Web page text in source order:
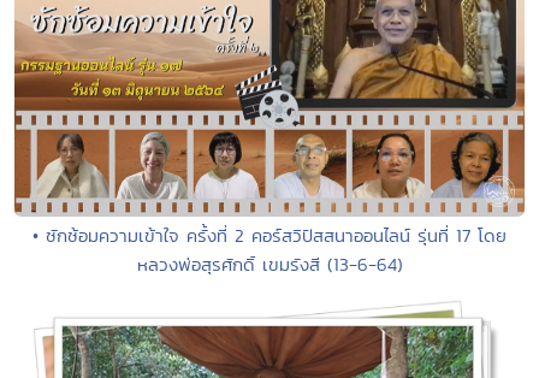
• ซักซ้อมความเข้าใจ ครั้งที่ 2 คอร์สวิปัสสนาออนไลน์ รุ่นที่ 17 โดย
หลวงพ่อสุรศักดิ์ เขมรังสี (13-6-64)